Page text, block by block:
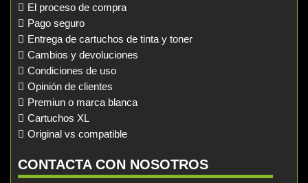
El proceso de compra
Pago seguro
Entrega de cartuchos de tinta y toner
Cambios y devoluciones
Condiciones de uso
Opinión de clientes
Premiun o marca blanca
Cartuchos XL
Original vs compatible
CONTACTA CON NOSOTROS